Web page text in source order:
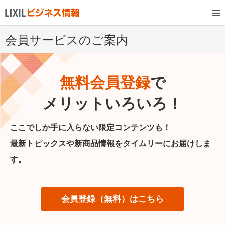
会員サービスのご案内
無料会員登録で
メリットいろいろ！
ここでしか手に入らない限定コンテンツも！
最新トピックスや新商品情報をタイムリーにお届けしま
す。
会員登録（無料）はこちら